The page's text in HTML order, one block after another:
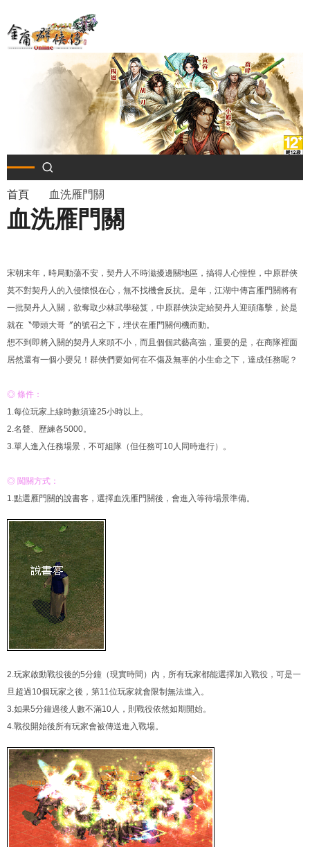
至
導
航
結
首頁 血洗雁門關
血洗雁門關
宋朝末年，時局動蕩不安，契丹人不時滋擾邊關地區，搞得人心惶惶，中原群俠
莫不對契丹人的入侵懷恨在心，無不找機會反抗。是年，江湖中傳言雁門關將有
一批契丹人入關，欲奪取少林武學秘笈，中原群俠決定給契丹人迎頭痛擊，於是
就在〝帶頭大哥〞的號召之下，埋伏在雁門關伺機而動。
想不到即將入關的契丹人來頭不小，而且個個武藝高強，重要的是，在商隊裡面
居然還有一個小嬰兒！群俠們要如何在不傷及無辜的小生命之下，達成任務呢？
◎ 條件：
1.每位玩家上線時數須達25小時以上。
2.名聲、歷練各5000。
3.單人進入任務場景，不可組隊（但任務可10人同時進行）。
◎ 闖關方式：
1.點選雁門關的說書客，選擇血洗雁門關後，會進入等待場景準備。
2.玩家啟動戰役後的5分鐘（現實時間）內，所有玩家都能選擇加入戰役，可是一
旦超過10個玩家之後，第11位玩家就會限制無法進入。
3.如果5分鐘過後人數不滿10人，則戰役依然如期開始。
4.戰役開始後所有玩家會被傳送進入戰場。